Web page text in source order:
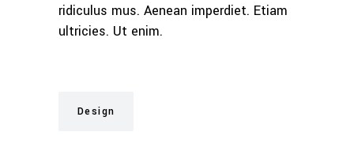
ridiculus mus. Aenean imperdiet. Etiam
ultricies. Ut enim.
Design